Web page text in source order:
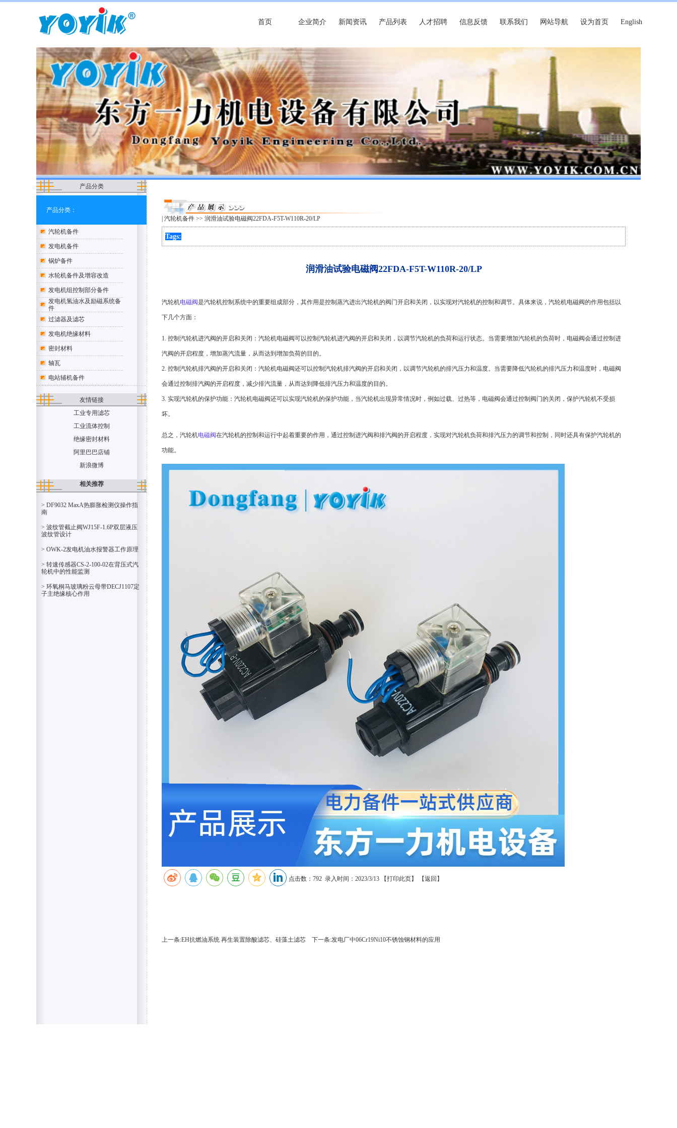
首页 企业简介 新闻资讯 产品列表 人才招聘 信息反馈 联系我们 网站导航 设为首页 English
产品分类
产品分类：
汽轮机备件
发电机备件
锅炉备件
水轮机备件及增容改造
发电机组控制部分备件
发电机氢油水及励磁系统备
件
过滤器及滤芯
发电机绝缘材料
密封材料
轴瓦
电站辅机备件
友情链接
工业专用滤芯
工业流体控制
绝缘密封材料
阿里巴巴店铺
新浪微博
相关推荐
> DF9032 MaxA热膨胀检测仪操作指
南
> 波纹管截止阀WJ15F-1.6P双层液压
波纹管设计
> OWK-2发电机油水报警器工作原理
> 转速传感器CS-2-100-02在背压式汽
轮机中的性能监测
> 环氧桐马玻璃粉云母带DECJ1107定
子主绝缘核心作用
|汽轮机备件 >> 润滑油试验电磁阀22FDA-F5T-W110R-20/LP
Tags:
润滑油试验电磁阀22FDA-F5T-W110R-20/LP
汽轮机电磁阀是汽轮机控制系统中的重要组成部分，其作用是控制蒸汽进出汽轮机的阀门开启和关闭，以实现对汽轮机的控制和调节。具体来说，汽轮机电磁阀的作用包括以
下几个方面：
1. 控制汽轮机进汽阀的开启和关闭：汽轮机电磁阀可以控制汽轮机进汽阀的开启和关闭，以调节汽轮机的负荷和运行状态。当需要增加汽轮机的负荷时，电磁阀会通过控制进
汽阀的开启程度，增加蒸汽流量，从而达到增加负荷的目的。
2. 控制汽轮机排汽阀的开启和关闭：汽轮机电磁阀还可以控制汽轮机排汽阀的开启和关闭，以调节汽轮机的排汽压力和温度。当需要降低汽轮机的排汽压力和温度时，电磁阀
会通过控制排汽阀的开启程度，减少排汽流量，从而达到降低排汽压力和温度的目的。
3. 实现汽轮机的保护功能：汽轮机电磁阀还可以实现汽轮机的保护功能，当汽轮机出现异常情况时，例如过载、过热等，电磁阀会通过控制阀门的关闭，保护汽轮机不受损
坏。
总之，汽轮机电磁阀在汽轮机的控制和运行中起着重要的作用，通过控制进汽阀和排汽阀的开启程度，实现对汽轮机负荷和排汽压力的调节和控制，同时还具有保护汽轮机的
功能。
点击数：792 录入时间：2023/3/13 【打印此页】 【返回 】
上一条:EH抗燃油系统 再生装置除酸滤芯、硅藻土滤芯 下一条:发电厂中06Cr19Ni10不锈蚀钢材料的应用